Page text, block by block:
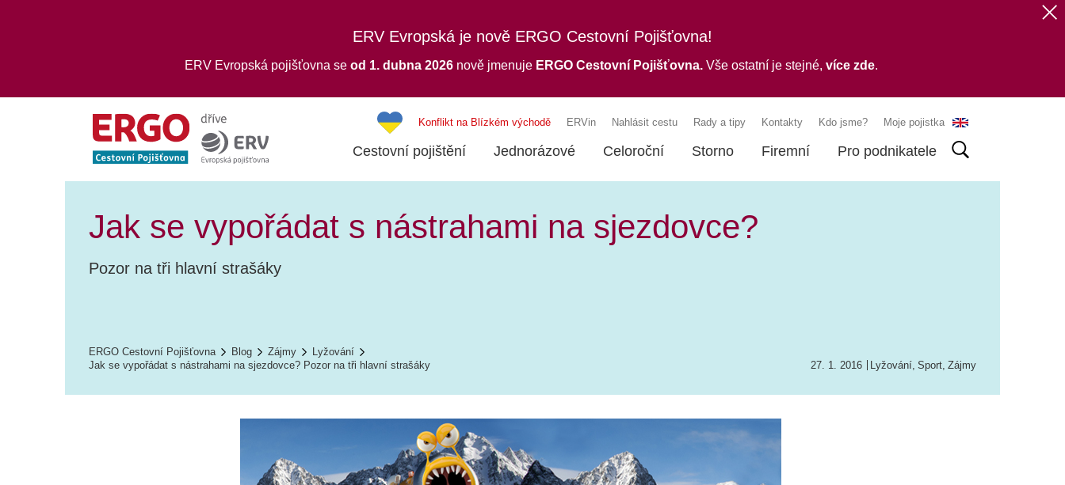
ERV Evropská je nově ERGO Cestovní Pojišťovna!
ERV Evropská pojišťovna se od 1. dubna 2026 nově jmenuje ERGO Cestovní Pojišťovna.Vše ostatní je stejné, více zde.
Konflikt na Blízkém východě ERVin Nahlásit cestu Rady a tipy Kontakty Kdo jsme? Moje pojistka
Cestovní pojištění Jednorázové Celoroční Storno Firemní Pro podnikatele
Jak se vypořádat s nástrahami na sjezdovce?
Pozor na tři hlavní strašáky
ERGO Cestovní Pojišťovna Blog Zájmy
Lyžování
Jak se vypořádat s nástrahami na sjezdovce? Pozor na tři hlavní strašáky
27. 1. 2016 Lyžování, Sport, Zájmy